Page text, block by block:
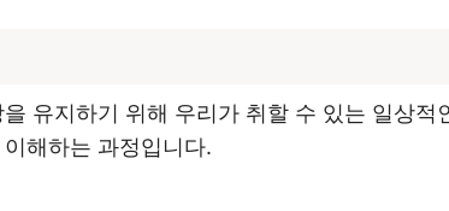
유지하기 위해 우리가 취할 수 있는 일상적
해하는 과정입니다.